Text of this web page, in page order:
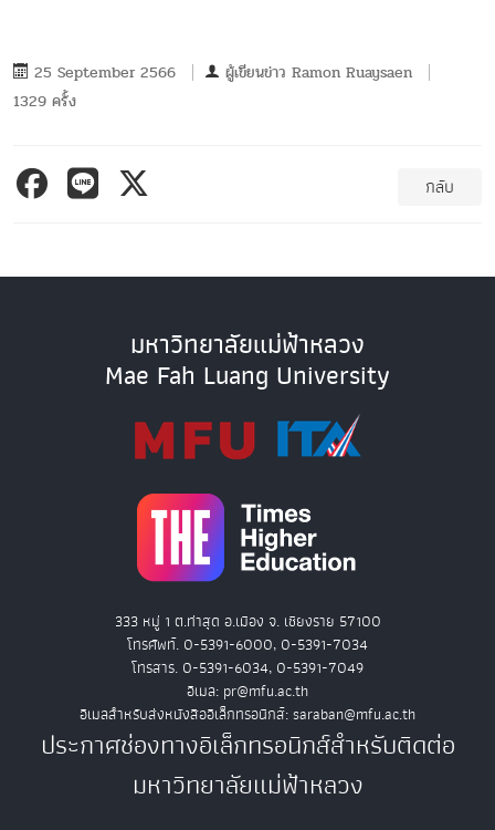
25 September 2566 ผู้เขียนข่าว Ramon Ruaysaen
1329 ครั้ง
กลับ
มหาวิทยาลัยแม่ฟ้าหลวง
Mae Fah Luang University
333 หมู่ 1 ต.ท่าสุด อ.เมือง จ. เชียงราย 57100
โทรศัพท์. 0-5391-6000, 0-5391-7034
โทรสาร. 0-5391-6034, 0-5391-7049
อีเมล: pr@mfu.ac.th
อีเมลสำหรับส่งหนังสืออิเล็กทรอนิกส์: saraban@mfu.ac.th
ประกาศช่องทางอิเล็กทรอนิกส์สำหรับติดต่อ
มหาวิทยาลัยแม่ฟ้าหลวง